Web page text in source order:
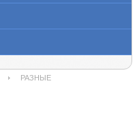
РАЗНЫЕ